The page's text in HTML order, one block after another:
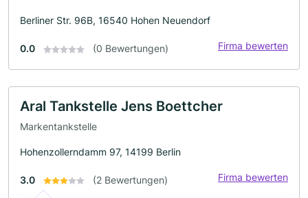
Berliner Str. 96B, 16540 Hohen Neuendorf
0.0 (0 Bewertungen) Firma bewerten
Aral Tankstelle Jens Boettcher
Markentankstelle
Hohenzollerndamm 97, 14199 Berlin
3.0 (2 Bewertungen) Firma bewerten